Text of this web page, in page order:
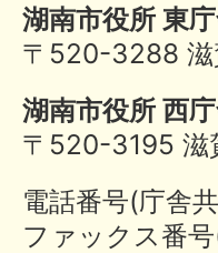
湖南市役所 東
〒520-3288 滋
湖南市役所 西
〒520-3195 滋
電話番号(庁
ファックス番